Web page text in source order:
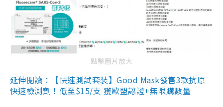
點擊圖片放大
延伸閱讀：【快速測試套裝】Good Mask發售3款抗原
快速檢測劑！低至$15/支 獲歐盟認證+無限購數量